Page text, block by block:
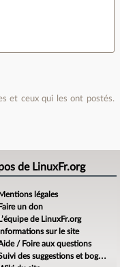
et ceux qui les ont postés.
de LinuxFr.org
Mentions légales
Faire un don
L’équipe de LinuxFr.org
Informations sur le site
/ Foire aux questions
des suggestions et bogues